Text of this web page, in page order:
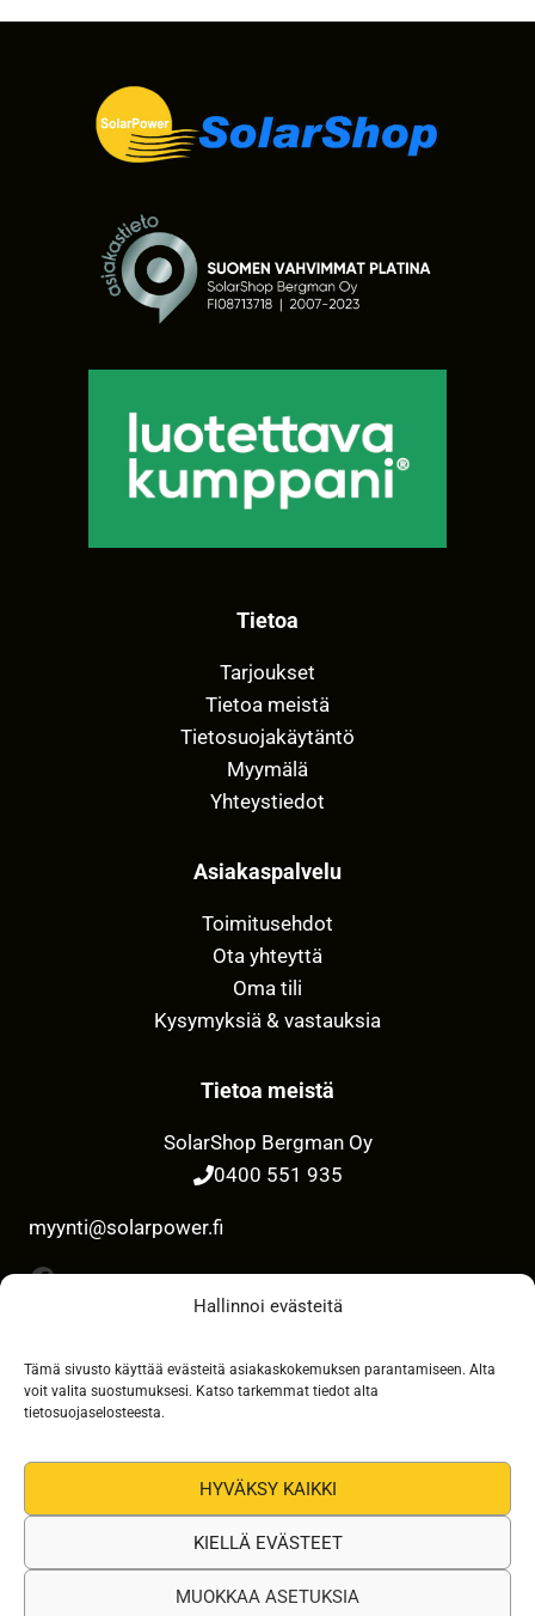
Hallinnoi evästeitä
Tämä sivusto käyttää evästeitä asiakaskokemuksen parantamiseen. Alta
voit valita suostumuksesi. Katso tarkemmat tiedot alta
tietosuojaselosteesta.
HYVÄKSY KAIKKI
KIELLÄ EVÄSTEET
MUOKKAA ASETUKSIA
Tietoa
Tarjoukset
Tietoa meistä
Tietosuojakäytäntö
Myymälä
Yhteystiedot
Asiakaspalvelu
Toimitusehdot
Ota yhteyttä
Oma tili
Kysymyksiä & vastauksia
Tietoa meistä
SolarShop Bergman Oy
0400 551 935
myynti@solarpower.fi
Facebook
Maksutavat